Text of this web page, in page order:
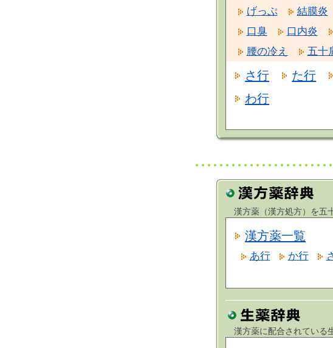
げっぷ
結膜炎
口臭
口内炎
腰の冷え
五十
さ行 た行
わ行
漢方薬（漢方処方）を五
漢方薬一覧
あ行 か行
漢方薬に配合されている